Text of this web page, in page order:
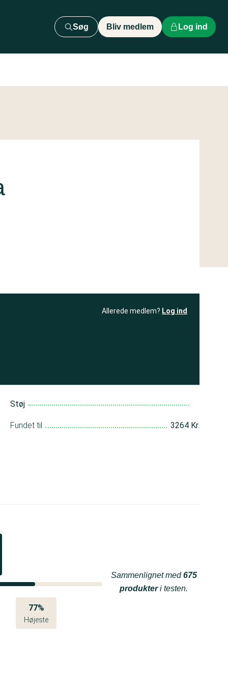
Søg Bliv medlem Log ind
Allerede medlem? Log ind
Støj
Fundet til 3264 Kr.
77%
Højeste
Sammenlignet med675
produkteri testen.